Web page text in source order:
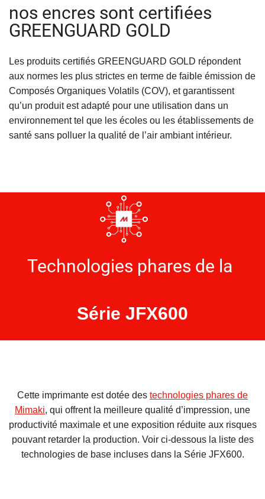
nos encres sont certifiées
GREENGUARD GOLD
Les produits certifiés GREENGUARD GOLD répondent
aux normes les plus strictes en terme de faible émission de
Composés Organiques Volatils (COV), et garantissent
qu’un produit est adapté pour une utilisation dans un
environnement tel que les écoles ou les établissements de
santé sans polluer la qualité de l’air ambiant intérieur.
Technologies phares de la
Série JFX600
Cette imprimante est dotée des technologies phares de
Mimaki, qui offrent la meilleure qualité d’impression, une
productivité maximale et une exposition réduite aux risques
pouvant retarder la production. Voir ci-dessous la liste des
technologies de base incluses dans la Série JFX600.